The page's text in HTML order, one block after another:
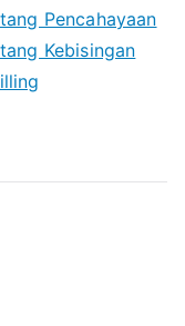
Pencahayaan
Kebisingan